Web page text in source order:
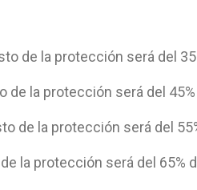
de la protección será del
la protección será del
de la protección será del
la protección será del 65%